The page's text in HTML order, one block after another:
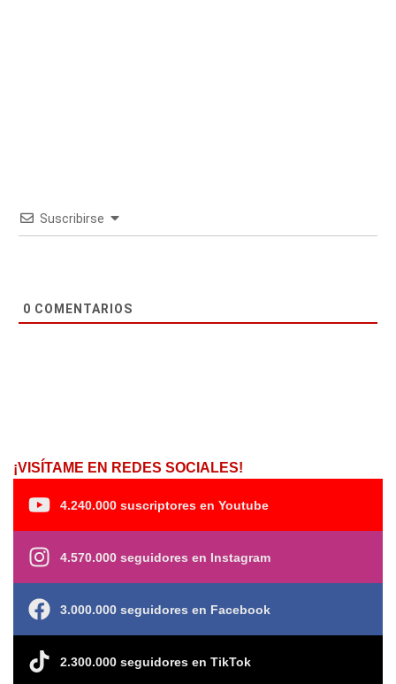
Suscribirse
0 COMENTARIOS
¡VISÍTAME EN REDES SOCIALES!
4.240.000 suscriptores en Youtube
4.570.000 seguidores en Instagram
3.000.000 seguidores en Facebook
2.300.000 seguidores en TikTok